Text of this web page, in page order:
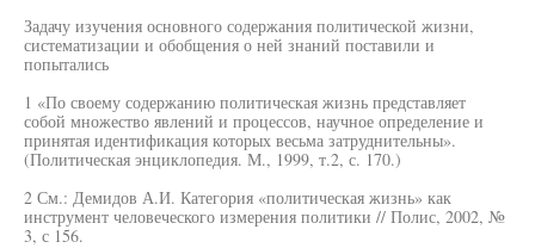
Задачу изучения основного содержания политической жизни,
систематизации и обобщения о ней знаний поставили и
попытались
1 «По своему содержанию политическая жизнь представляет
собой множество явлений и процессов, научное определение и
принятая идентификация которых весьма затруднительны».
(Политическая энциклопедия. М., 1999, т.2, с. 170.)
2 См.: Демидов А.И. Категория «политическая жизнь» как
инструмент человеческого измерения политики // Полис, 2002, №
3, с 156.